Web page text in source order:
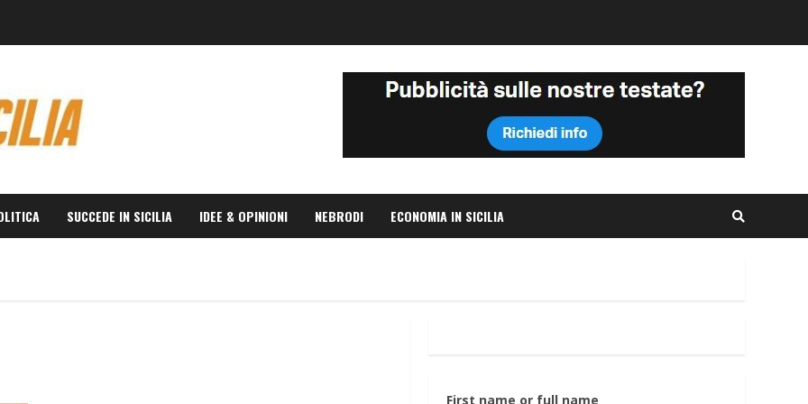
SUCCEDE IN SICILIA IDEE & OPINIONI NEBRODI ECONOMIA IN SICILIA
First name or full name